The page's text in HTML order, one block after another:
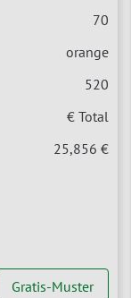
70
orange
520
€ Total
25,856 €
Gratis-Muster